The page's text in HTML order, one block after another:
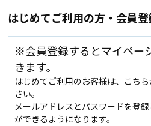
はじめてご利用の方・会員
※会員登録するとマイペー
きます。
はじめてご利用のお客様は、こち
さい。
メールアドレスとパスワードを登
ができるようになります。